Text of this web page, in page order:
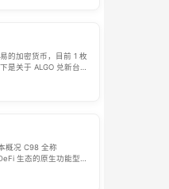
的加密货币，目前 1 枚
是关于 ALGO 兑新台
据 数据来源 1 ALGO
概况 C98 全称
生态的原生功能型
为链接传统金融与去